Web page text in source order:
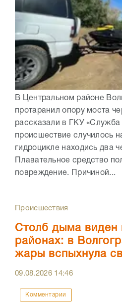
В Центральном районе
протаранил опору моста
рассказали в ГКУ «Служба
происшествие случилось
гидроцикле находись два
Плавательное средство
повреждение. Причиной...
Происшествия
Столб дыма виден
районах: в
жары вспыхнула
09.08.2026 14:46
Комментарии